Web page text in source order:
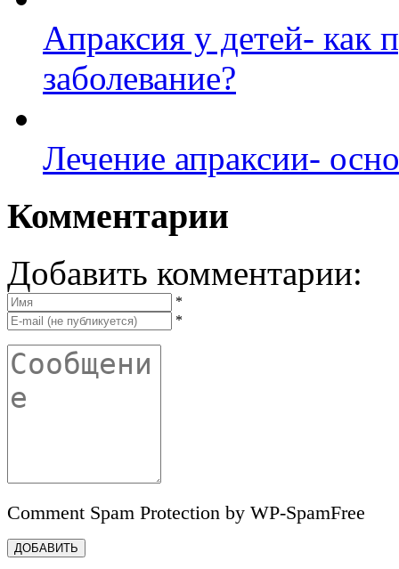
Апраксия у детей- как
заболевание?
Лечение апраксии-
Комментарии
Добавить комментарии:
*
*
Comment Spam Protection by WP-SpamFree